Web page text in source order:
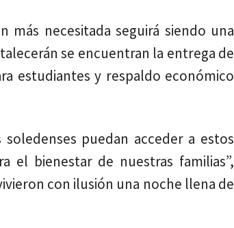
necesitada seguirá siendo una
se encuentran la entrega de
estudiantes y respaldo económico
puedan acceder a estos
el bienestar de nuestras familias”,
con ilusión una noche llena de